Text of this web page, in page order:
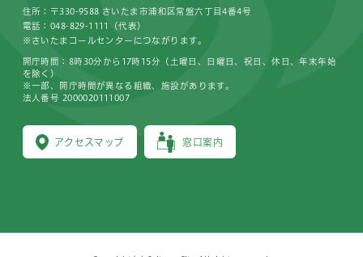
住所：〒330-9588 さいたま市浦和区常盤六丁目4番4号
電話：048-829-1111（代表）
※さいたまコールセンターにつながります。
アクセスマップ 窓口案内
開庁時間：8時30分から17時15分（土曜日、日曜日、祝日、休日、年末年始
を除く）
※一部、開庁時間が異なる組織、施設があります。
法人番号 2000020111007